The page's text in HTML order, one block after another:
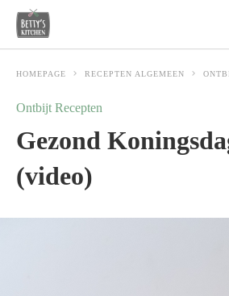
HOMEPAGE RECEPTEN ALGEMEEN
Ontbijt Recepten
Gezond
(video)